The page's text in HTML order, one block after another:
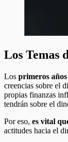
Los Temas
Los primeros
creencias sobre el
propias finanzas
tendrán sobre el
Por eso, es vital
actitudes hacia el